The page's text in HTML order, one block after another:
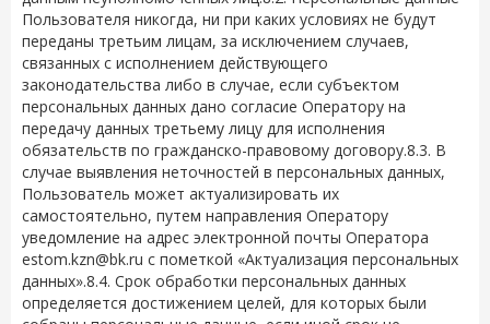
Пользователя никогда, ни при каких условиях не будут
переданы третьим лицам, за исключением случаев,
связанных с исполнением действующего
законодательства либо в случае, если субъектом
персональных данных дано согласие Оператору на
передачу данных третьему лицу для исполнения
обязательств по гражданско-правовому договору.8.3. В
случае выявления неточностей в персональных данных,
Пользователь может актуализировать их
самостоятельно, путем направления Оператору
уведомление на адрес электронной почты Оператора
estom.kzn@bk.ru с пометкой «Актуализация персональных
данных».8.4. Срок обработки персональных данных
определяется достижением целей, для которых были